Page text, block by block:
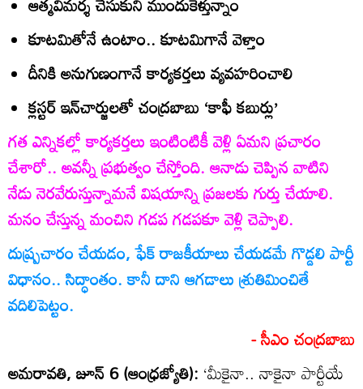
కూటమితోనే ఉంటాం.. కూటమిగానే వెళ్తాం
దీనికి అనుగుణంగానే కార్యకర్తలు వ్యవహరించాలి
క్లస్టర్‌ ఇన్‌చార్జులతో చంద్రబాబు ‘కాఫీ కబుర్లు’
గత ఎన్నికల్లో కార్యకర్తలు ఇంటింటికీ వెళ్లి ఏమని ప్రచారం
చేశారో.. అవన్నీ ప్రభుత్వం చేస్తోంది. ఆనాడు చెప్పిన వాటిని
నేడు నెరవేరుస్తున్నామనే విషయాన్ని ప్రజలకు గుర్తు చేయాలి.
మనం చేస్తున్న మంచిని గడప గడపకూ వెళ్లి చెప్పాలి.
దుష్ప్రచారం చేయడం, ఫేక్‌ రాజకీయాలు చేయడమే గొడ్డలి పార్టీ
విధానం.. సిద్ధాంతం. కానీ దాని ఆగడాలు శ్రుతిమించితే
వదిలిపెట్టం.
- సీఎం చంద్రబాబు
అమరావతి, జూన్‌ 6 (ఆంధ్రజ్యోతి): ‘మీకైనా.. నాకైనా పార్టీయే